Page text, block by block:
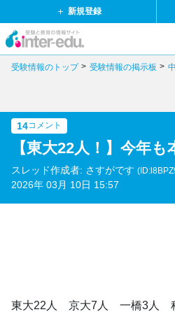
新規登録
受験情報のトップ 受験情報の掲示板
14コメント
【東大22人！】今年
スレッド作成者: さすがです
2026年 03月 10日 15:57
東大22人 京大7人 一橋3人